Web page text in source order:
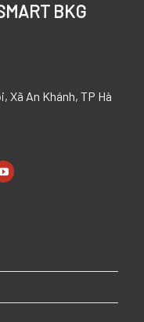
BKG
Xã An Khánh, TP Hà